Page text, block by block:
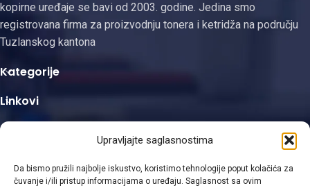
Upravljajte saglasnostima
Da bismo pružili najbolje iskustvo, koristimo tehnologije poput kolačića za
čuvanje i/ili pristup informacijama o uređaju. Saglasnost sa ovim
kopirne uređaje se bavi od 2003. godine. Jedina smo
registrovana firma za proizvodnju tonera i ketridža na području
Tuzlanskog kantona
Kategorije
Linkovi
Kontakt informacije